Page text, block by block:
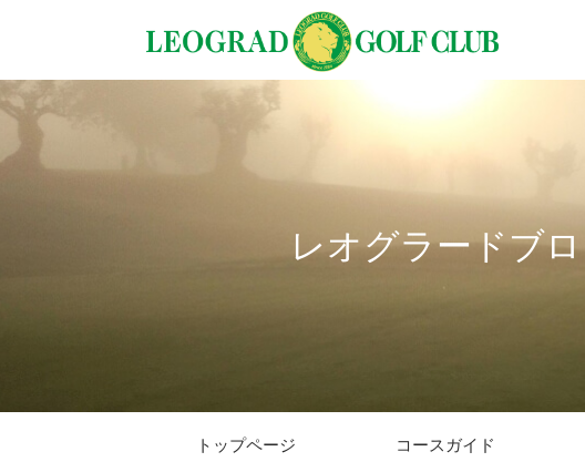
レオグラードブ
トップページ コースガイド